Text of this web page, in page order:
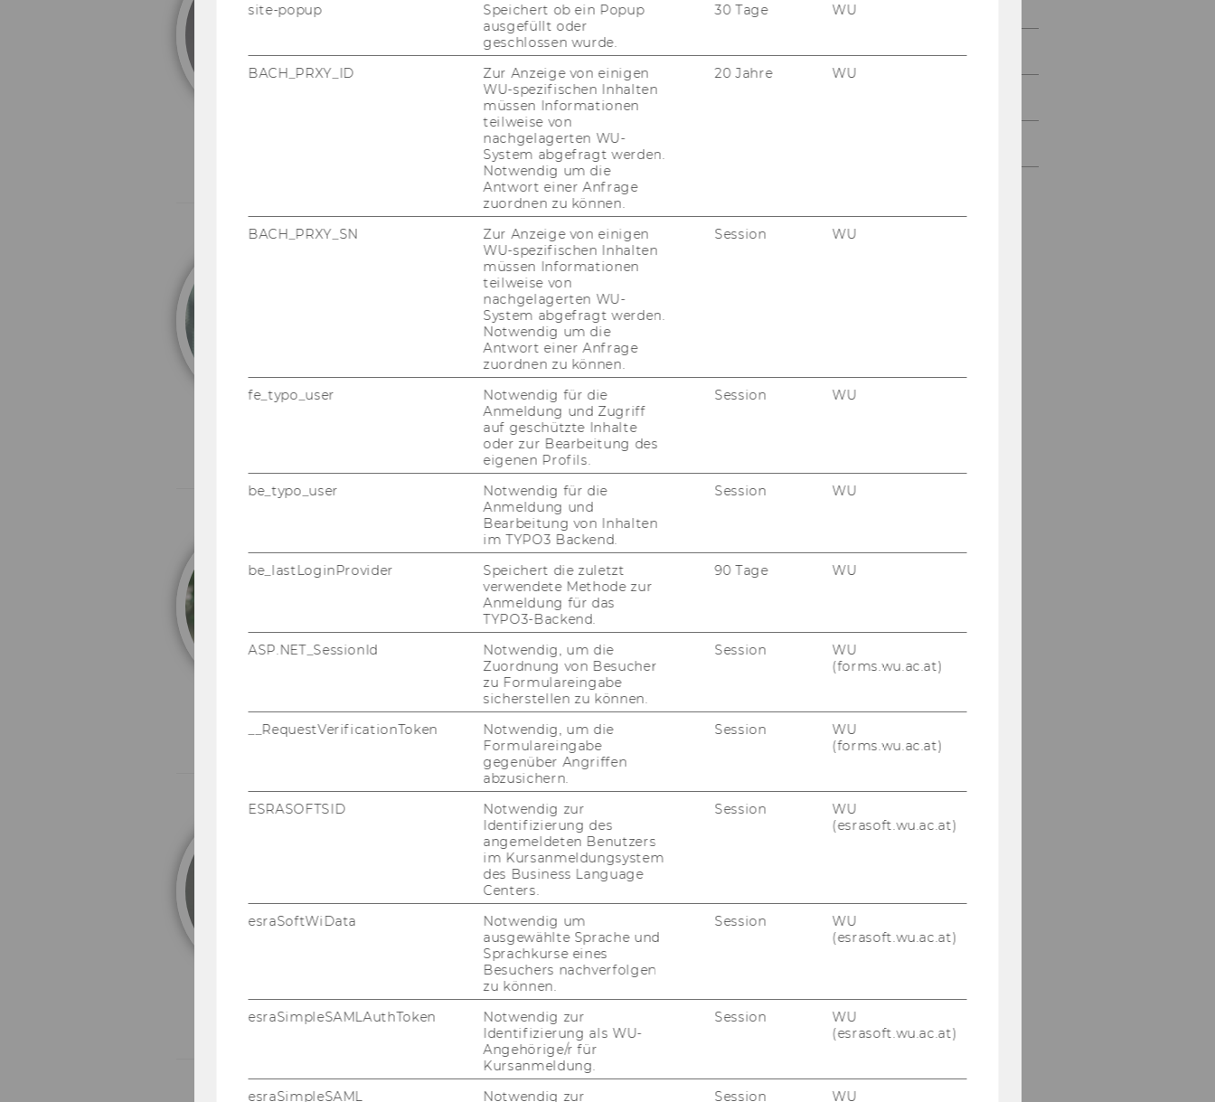
Institutsvorständin
monika.koller@wu.ac.at
Bernadette Kamleitner
stv. Institutsvorständin
bernadette.kamleitner@wu.ac.at
Helga Karl
Administrative Assistenz
helga.karl@wu.ac.at
Linda Keller
Administrative Assistenz
Lehre
site-popup
Speichert ob ein Popup
ausgefüllt oder
geschlossen wurde.
30 Tage WU
BACH_PRXY_ID
Zur Anzeige von einigen
WU-spezifischen Inhalten
müssen Informationen
teilweise von
nachgelagerten WU-
System abgefragt werden.
Notwendig um die
Antwort einer Anfrage
zuordnen zu können.
20 Jahre WU
BACH_PRXY_SN
Zur Anzeige von einigen
WU-spezifischen Inhalten
müssen Informationen
teilweise von
nachgelagerten WU-
System abgefragt werden.
Notwendig um die
Antwort einer Anfrage
zuordnen zu können.
Session WU
fe_typo_user
Notwendig für die
Anmeldung und Zugriff
auf geschützte Inhalte
oder zur Bearbeitung des
eigenen Profils.
Session WU
be_typo_user
Notwendig für die
Anmeldung und
Bearbeitung von Inhalten
im TYPO3 Backend.
Session WU
be_lastLoginProvider
Speichert die zuletzt
verwendete Methode zur
Anmeldung für das
TYPO3-Backend.
90 Tage WU
ASP.NET_SessionId
Notwendig, um die
Zuordnung von Besucher
zu Formulareingabe
sicherstellen zu können.
Session
WU
(forms.wu.ac.at)
__RequestVerificationToken
Notwendig, um die
Formulareingabe
gegenüber Angriffen
abzusichern.
Session
WU
(forms.wu.ac.at)
ESRASOFTSID
Notwendig zur
Identifizierung des
angemeldeten Benutzers
im Kursanmeldungsystem
des Business Language
Centers.
Session
WU
(esrasoft.wu.ac.at)
esraSoftWiData
Notwendig um
ausgewählte Sprache und
Sprachkurse eines
Besuchers nachverfolgen
zu können.
Session
WU
(esrasoft.wu.ac.at)
esraSimpleSAMLAuthToken
Notwendig zur
Identifizierung als WU-
Angehörige/r für
Kursanmeldung.
Session
WU
(esrasoft.wu.ac.at)
esraSimpleSAML
Notwendig zur
Session
WU